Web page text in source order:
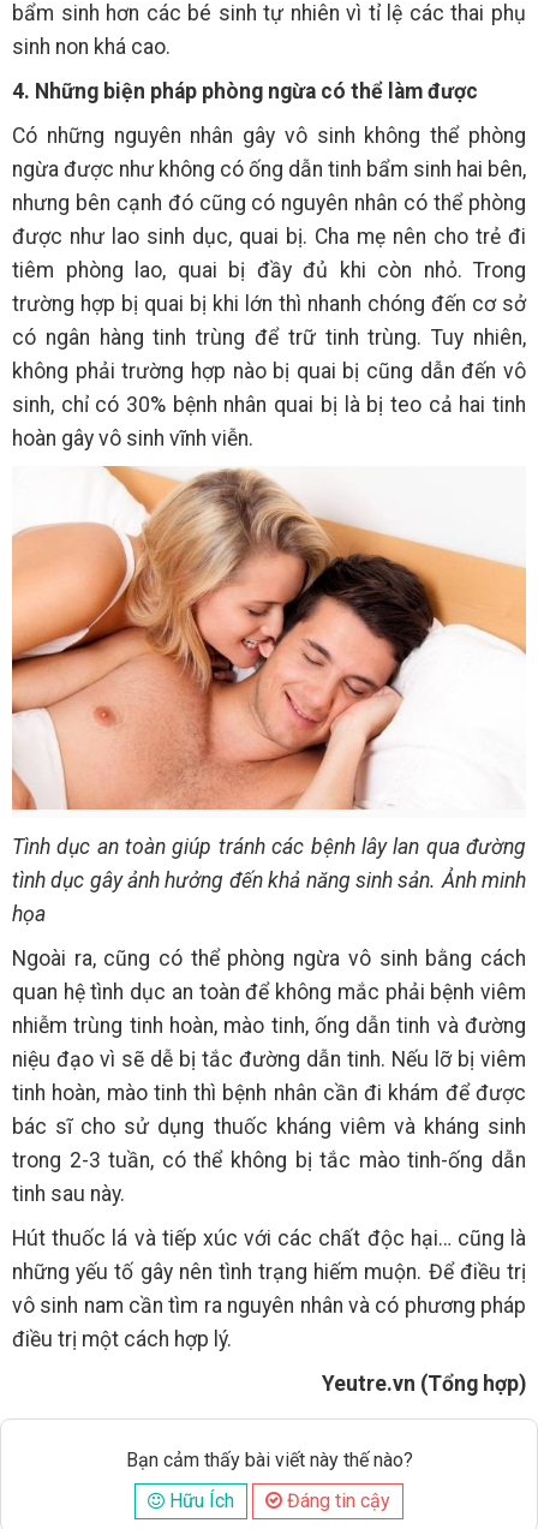
bẩm sinh hơn các bé sinh tự nhiên vì tỉ lệ các thai phụ
sinh non khá cao.
4. Những biện pháp phòng ngừa có thể làm được
Có những nguyên nhân gây vô sinh không thể phòng
ngừa được như không có ống dẫn tinh bẩm sinh hai bên,
nhưng bên cạnh đó cũng có nguyên nhân có thể phòng
được như lao sinh dục, quai bị. Cha mẹ nên cho trẻ đi
tiêm phòng lao, quai bị đầy đủ khi còn nhỏ. Trong
trường hợp bị quai bị khi lớn thì nhanh chóng đến cơ sở
có ngân hàng tinh trùng để trữ tinh trùng. Tuy nhiên,
không phải trường hợp nào bị quai bị cũng dẫn đến vô
sinh, chỉ có 30% bệnh nhân quai bị là bị teo cả hai tinh
hoàn gây vô sinh vĩnh viễn.
Tình dục an toàn giúp tránh các bệnh lây lan qua đường
tình dục gây ảnh hưởng đến khả năng sinh sản. Ảnh minh
họa
Ngoài ra, cũng có thể phòng ngừa vô sinh bằng cách
quan hệ tình dục an toàn để không mắc phải bệnh viêm
nhiễm trùng tinh hoàn, mào tinh, ống dẫn tinh và đường
niệu đạo vì sẽ dễ bị tắc đường dẫn tinh. Nếu lỡ bị viêm
tinh hoàn, mào tinh thì bệnh nhân cần đi khám để được
bác sĩ cho sử dụng thuốc kháng viêm và kháng sinh
trong 2-3 tuần, có thể không bị tắc mào tinh-ống dẫn
tinh sau này.
Hút thuốc lá và tiếp xúc với các chất độc hại… cũng là
những yếu tố gây nên tình trạng hiếm muộn. Để điều trị
vô sinh nam cần tìm ra nguyên nhân và có phương pháp
điều trị một cách hợp lý.
Yeutre.vn (Tổng hợp)
Bạn cảm thấy bài viết này thế nào?
Hữu Ích
Đáng tin cậy